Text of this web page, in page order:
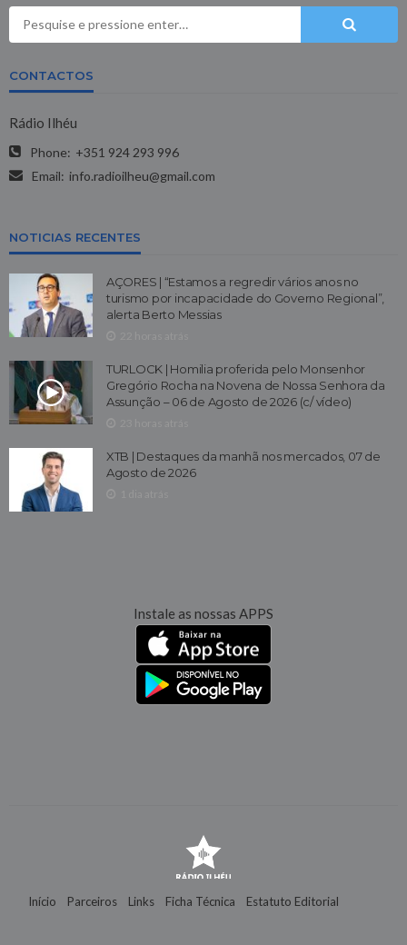
CONTACTOS
Rádio Ilhéu
Phone: +351 924 293 996
Email: info.radioilheu@gmail.com
NOTICIAS RECENTES
AÇORES | “Estamos a regredir vários anos no
turismo por incapacidade do Governo Regional”,
alerta Berto Messias
TURLOCK | Homilia proferida pelo Monsenhor
Gregório Rocha na Novena de Nossa Senhora da
Assunção – 06 de Agosto de 2026 (c/ vídeo)
XTB | Destaques da manhã nos mercados, 07 de
Agosto de 2026
Instale as nossas APPS
Início Parceiros Links Ficha Técnica Estatuto Editorial